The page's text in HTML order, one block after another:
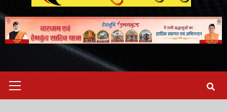
Menu